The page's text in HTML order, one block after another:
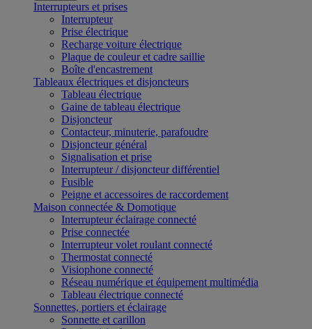
Interrupteurs et prises
Interrupteur
Prise électrique
Recharge voiture électrique
Plaque de couleur et cadre saillie
Boîte d'encastrement
Tableaux électriques et disjoncteurs
Tableau électrique
Gaine de tableau électrique
Disjoncteur
Contacteur, minuterie, parafoudre
Disjoncteur général
Signalisation et prise
Interrupteur / disjoncteur différentiel
Fusible
Peigne et accessoires de raccordement
Maison connectée & Domotique
Interrupteur éclairage connecté
Prise connectée
Interrupteur volet roulant connecté
Thermostat connecté
Visiophone connecté
Réseau numérique et équipement multimédia
Tableau électrique connecté
Sonnettes, portiers et éclairage
Sonnette et carillon